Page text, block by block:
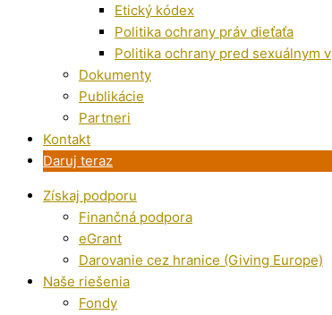
Etický kódex
Politika ochrany práv dieťaťa
Politika ochrany pred sexuálnym
Dokumenty
Publikácie
Partneri
Kontakt
Daruj teraz
Získaj podporu
Finančná podpora
eGrant
Darovanie cez hranice (Giving Europe)
Naše riešenia
Fondy